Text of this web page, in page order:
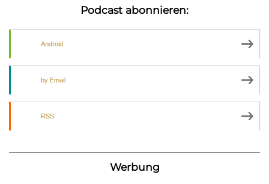
Podcast abonnieren:
Android
by Email
RSS
Werbung